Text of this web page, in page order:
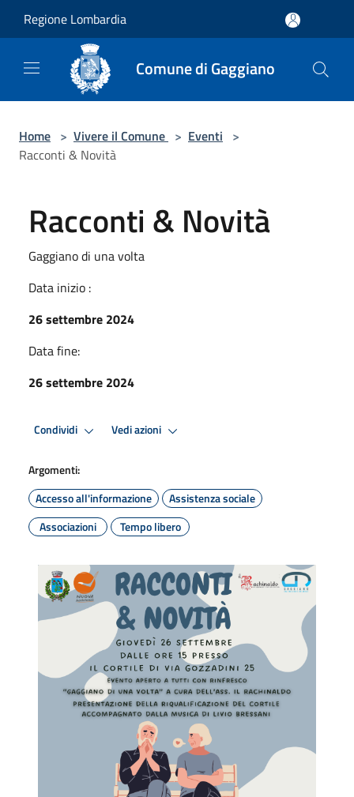
Regione Lombardia
Comune di Gaggiano
Home > Vivere il Comune > Eventi >
Racconti & Novità
Racconti & Novità
Gaggiano di una volta
Data inizio :
26 settembre 2024
Data fine:
26 settembre 2024
Condividi Vedi azioni
Argomenti:
Accesso all'informazione
Assistenza sociale
Associazioni
Tempo libero